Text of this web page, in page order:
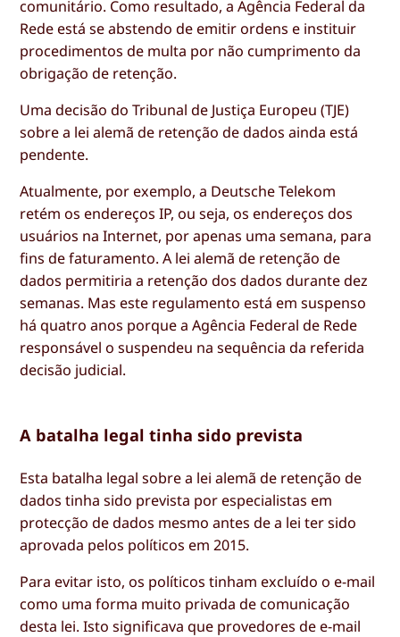
comunitário. Como resultado, a Agência Federal da
Rede está se abstendo de emitir ordens e instituir
procedimentos de multa por não cumprimento da
obrigação de retenção.
Uma decisão do Tribunal de Justiça Europeu (TJE)
sobre a lei alemã de retenção de dados ainda está
pendente.
Atualmente, por exemplo, a Deutsche Telekom
retém os endereços IP, ou seja, os endereços dos
usuários na Internet, por apenas uma semana, para
fins de faturamento. A lei alemã de retenção de
dados permitiria a retenção dos dados durante dez
semanas. Mas este regulamento está em suspenso
há quatro anos porque a Agência Federal de Rede
responsável o suspendeu na sequência da referida
decisão judicial.
A batalha legal tinha sido prevista
Esta batalha legal sobre a lei alemã de retenção de
dados tinha sido prevista por especialistas em
protecção de dados mesmo antes de a lei ter sido
aprovada pelos políticos em 2015.
Para evitar isto, os políticos tinham excluído o e-mail
como uma forma muito privada de comunicação
desta lei. Isto significava que provedores de e-mail